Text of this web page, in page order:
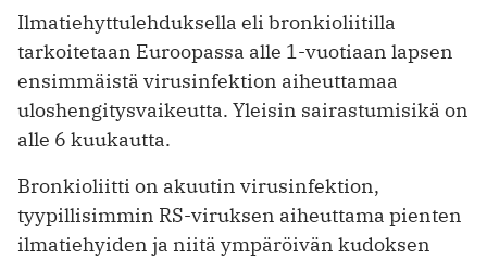
Ilmatiehyttulehduksella eli bronkioliitilla
tarkoitetaan Euroopassa alle 1-vuotiaan lapsen
ensimmäistä virusinfektion aiheuttamaa
uloshengitysvaikeutta. Yleisin sairastumisikä on
alle 6 kuukautta.
Bronkioliitti on akuutin virusinfektion,
tyypillisimmin RS-viruksen aiheuttama pienten
­ilmatiehyiden ja niitä ympäröivän kudoksen